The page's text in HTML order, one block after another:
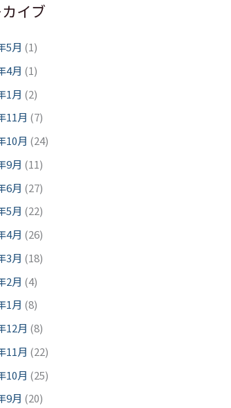
イブ
5月 (1)
4月 (1)
1月 (2)
11月 (7)
10月 (24)
9月 (11)
6月 (27)
5月 (22)
4月 (26)
3月 (18)
2月 (4)
1月 (8)
12月 (8)
11月 (22)
10月 (25)
9月 (20)